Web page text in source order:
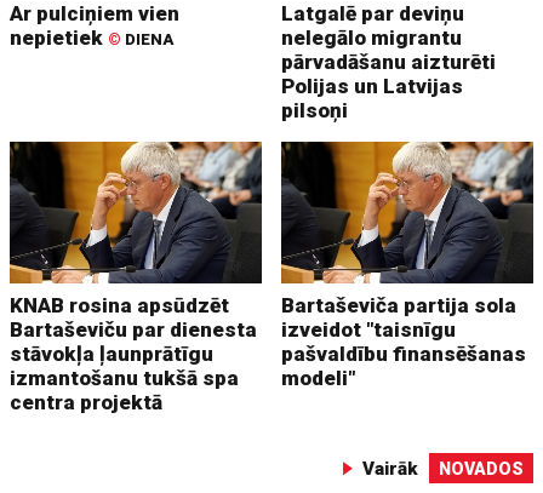
Ar pulciņiem vien
nepietiek © DIENA
Latgalē par deviņu
nelegālo migrantu
pārvadāšanu aizturēti
Polijas un Latvijas
pilsoņi
KNAB rosina apsūdzēt
Bartaševiču par dienesta
stāvokļa ļaunprātīgu
izmantošanu tukšā spa
centra projektā
Bartaševiča partija sola
izveidot "taisnīgu
pašvaldību finansēšanas
modeli"
Vairāk NOVADOS